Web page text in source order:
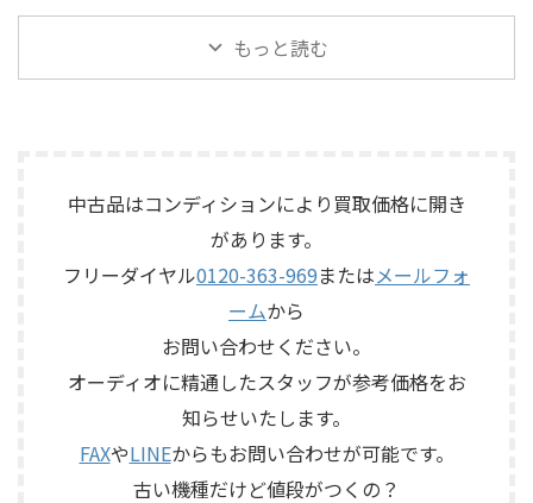
PR15パッシブラジエーター、
LE85ドライバー、HL91ホー
500は、テープを使用したアナ
ログエコーならではの揺らぎ
や質感を楽しめる機材です。査
「No.26L / PLS-226L」を出張
プのプリアンプで、左右チャン
替、ボリューム、バランス、
位相切替、バランス出力、フ
ードの有無、電源部の状態、
接続ケーブル、外観コンディシ
ョン、取扱説明書など付属品の
有無を確認しながら査定いた
しました。 買取商品：Mark
Levinson N ...
ルレンジスピーカー
「TD510MK2」を出張買取させ
態、ユニットの状態、エッグ
シェル型エンクロージャー、角
度調整機構、スピーカー端
子、外観コンディション、保護
ネットやキャップなど付属品
の有無を確認しながら査定い
たしました。 買取商品：
ECLIPSE / イクリプス 型番：
TD510MK2 カテゴリ ...
もっと読む
中古品はコンディションにより買取価格に開き
があります。
フリーダイヤル0120-363-969またはメールフォ
ームから
お問い合わせください。
オーディオに精通したスタッフが参考価格をお
知らせいたします。
FAXやLINEからもお問い合わせが可能です。
古い機種だけど値段がつくの？